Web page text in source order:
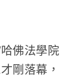
佛法學院
剛落幕，